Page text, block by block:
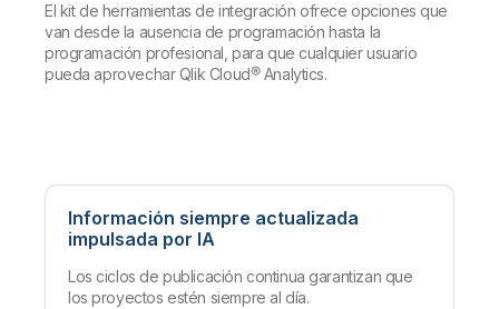
El kit de herramientas de integración ofrece opciones que
van desde la ausencia de programación hasta la
programación profesional, para que cualquier usuario
pueda aprovechar Qlik Cloud® Analytics.
Información siempre actualizada
impulsada por IA
Los ciclos de publicación continua garantizan que
los proyectos estén siempre al día.